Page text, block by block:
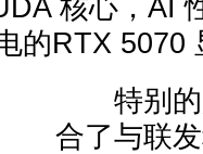
核心，AI
的RTX 5070
特别的
合了与联